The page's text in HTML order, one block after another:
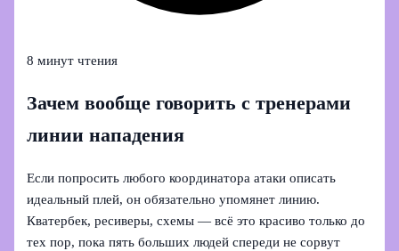
8 минут чтения
Зачем вообще говорить с тренерами
линии нападения
Если попросить любого координатора атаки описать
идеальный плей, он обязательно упомянет линию.
Кватербек, ресиверы, схемы — всё это красиво только до
тех пор, пока пять больших людей спереди не сорвут